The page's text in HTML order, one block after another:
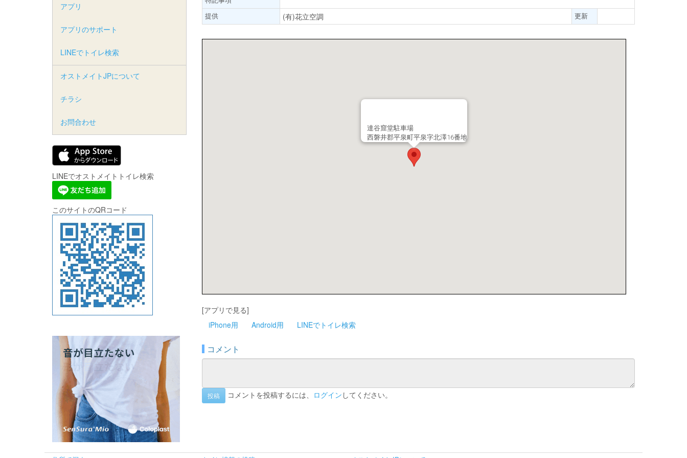
提供
(有)花立空調 更新
達谷窟堂駐車場
西磐井郡平泉町平泉字北澤16番地
[アプリで見る]
iPhone用
Android用 LINEでトイレ検索
コメント
投稿 コメントを投稿するには、 ログイン してください。
アプリ
アプリのサポート
LINEでトイレ検索
オストメイトJPについて
チラシ
お問合わせ
LINEでオストメイトトイレ検索
このサイトのQRコード